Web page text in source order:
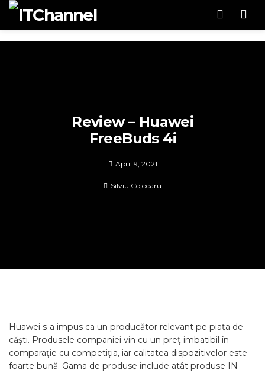
Review – Huawei
FreeBuds 4i
April 9, 2021
Silviu Cojocaru
Huawei s-a impus ca un producător relevant pe piața de
căști. Produsele companiei vin cu un preț imbatibil în
comparație cu competiția, iar calitatea dispozitivelor este
foarte bună. Gama de produse include atât produse IN